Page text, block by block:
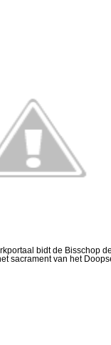
bidt de Bisschop
sacrament van het